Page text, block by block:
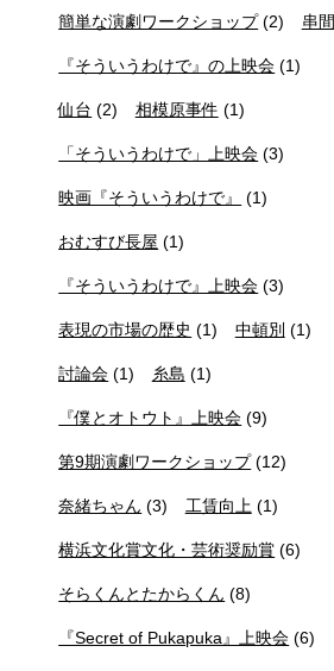
簡単な演劇ワークショップ(2) 串間
『そういうわけで』の上映会 (1)
仙台 (2) 相模原事件 (1)
「そういうわけで」上映会 (3)
映画『そういうわけで』 (1)
おむすび長屋 (1)
『そういうわけで』上映会 (3)
表現の市場の歴史 (1) 中頓別 (1)
討論会 (1) 糸島 (1)
『僕とオトウト』上映会 (9)
第9期演劇ワークショップ(12)
奈緒ちゃん (3) 工賃向上(1)
横浜文化賞文化・芸術奨励賞 (6)
そらくんとたからくん (8)
『Secret of Pukapuka』上映会 (6)